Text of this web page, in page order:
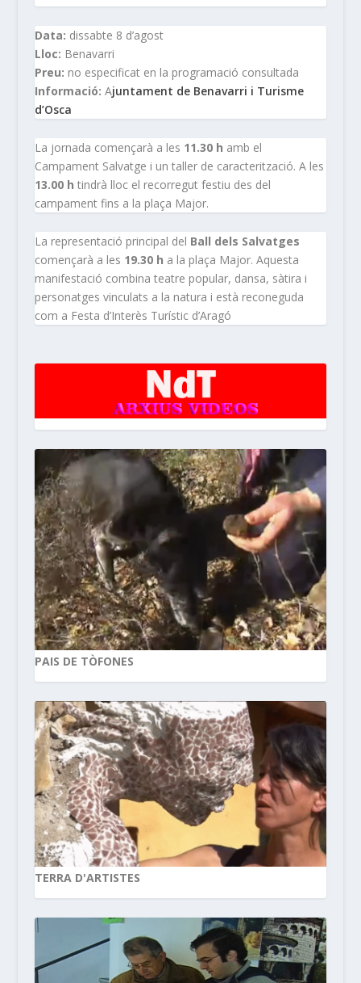
Data: dissabte 8 d’agost
Lloc: Benavarri
Preu: no especificat en la programació consultada
Informació: Ajuntament de Benavarri i Turisme
d’Osca
La jornada començarà a les 11.30 h amb el
Campament Salvatge i un taller de caracterització. A les
13.00 h tindrà lloc el recorregut festiu des del
campament fins a la plaça Major.
La representació principal del Ball dels Salvatges
començarà a les 19.30 h a la plaça Major. Aquesta
manifestació combina teatre popular, dansa, sàtira i
personatges vinculats a la natura i està reconeguda
com a Festa d’Interès Turístic d’Aragó
PAIS DE TÒFONES
TERRA D'ARTISTES